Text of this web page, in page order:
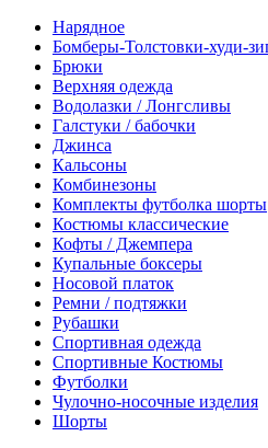
Нарядное
Бомберы-Толстовки-худи-
Брюки
Верхняя одежда
Водолазки / Лонгсливы
Галстуки / бабочки
Джинса
Кальсоны
Комбинезоны
Комплекты футболка шорты
Костюмы классические
Кофты / Джемпера
Купальные боксеры
Носовой платок
Ремни / подтяжки
Рубашки
Спортивная одежда
Спортивные Костюмы
Футболки
Чулочно-носочные изделия
Шорты